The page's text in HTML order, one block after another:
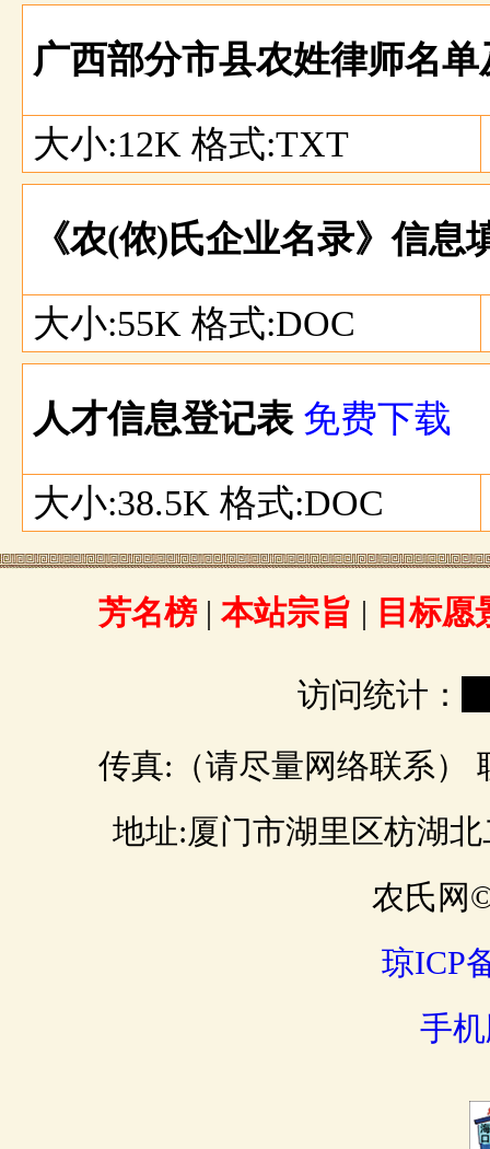
广西部分市县农姓律师名
大小:12K 格式:TXT
《农(侬)氏企业名录》信息
大小:55K 格式:DOC
人才信息登记表 免费下载
大小:38.5K 格式:DOC
芳名榜| 本站宗旨 | 目标愿
访问统计：
传真:（请尽量网络联系）
地址:厦门市湖里区枋湖
农氏网
琼ICP
手